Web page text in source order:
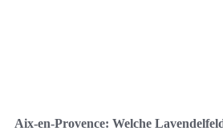
Aix-en-Provence: Welche